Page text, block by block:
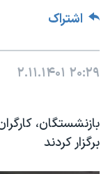
اشتراک
۲۰:۲۹ ۲.۱۱.۱۴۰۱
بازنشستگان،
برگزار کردند